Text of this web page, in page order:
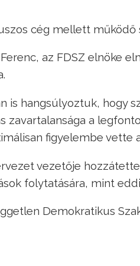
cég mellett
az FDSZ elnöke
is hangsúlyoztuk, hogy
zavartalansága a
figyelembe vette
vezetője
folytatására, mint
Demokratikus